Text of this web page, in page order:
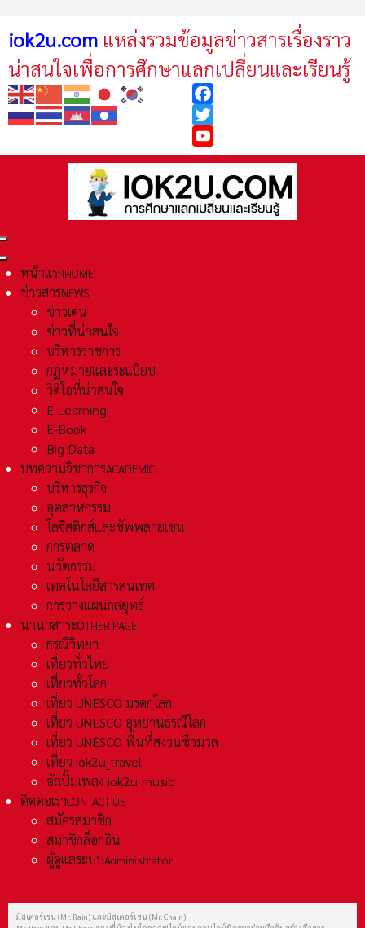
iok2u.com แหล่งรวมข้อมูลข่าวสารเรื่องราว
น่าสนใจเพื่อการศึกษาแลกเปลี่ยนและเรียนรู้
Facebook
Twitter
YouTube
หน้าแรกHOME
ข่าวสารNEWS
ข่าวเด่น
ข่าวที่น่าสนใจ
บริหารราชการ
กฏหมายและระเเบียบ
วิดีโอที่น่าสนใจ
E-Learning
E-Book
Big Data
บทความวิชาการACADEMIC
บริหารธุรกิจ
อุตสาหกรรม
โลจิสติกส์และชัพพลายเชน
การตลาด
นวัตกรรม
เทคโนโลยีสารสนเทศ
การวางแผนกลยุทธ์
นานาสาระOTHER PAGE
ธรณีวิทยา
เที่ยวทั่วไทย
เที่ยวทั่วโลก
เที่ยว UNESCO มรดกโลก
เที่ยว UNESCO อุทยานธรณีโลก
เที่ยว UNESCO พื้นที่สงวนชีวมวล
เที่ยว iok2u_travel
อัลปั้มเพลง iok2u_music
ติดต่อเราCONTACT US
สมัครสมาชิก
สมาชิกล็อกอิน
ผู้ดูแลระบบAdministrator
มิสเตอร์เรน (Mr. Rain) และมิสเตอร์เชน (Mr. Chain)